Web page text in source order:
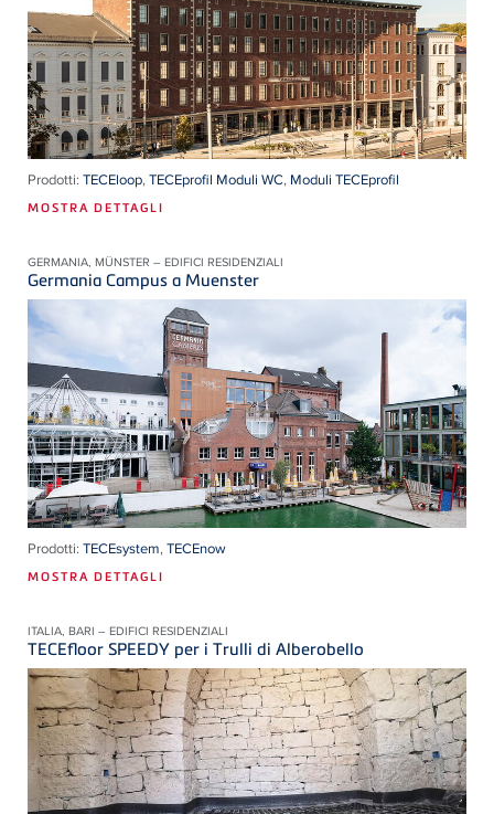
Prodotti: TECEloop,TECEprofil Moduli WC, Moduli TECEprofil
MOSTRA DETTAGLI
GERMANIA, MÜNSTER – EDIFICI RESIDENZIALI
Germania Campus a Muenster
Prodotti: TECEsystem,TECEnow
MOSTRA DETTAGLI
ITALIA, BARI – EDIFICI RESIDENZIALI
TECEfloor SPEEDY per i Trulli di Alberobello